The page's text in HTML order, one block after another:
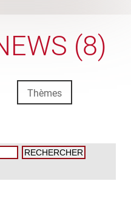
(8)
Thèmes